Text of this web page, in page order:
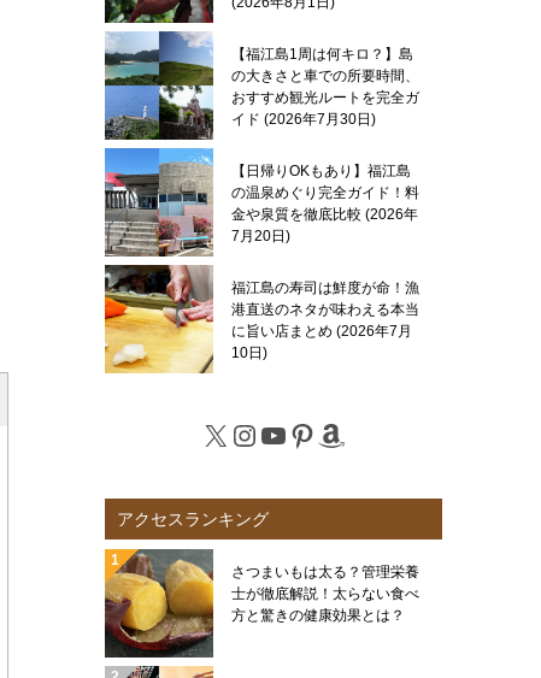
【福江島1周は何キロ？】島
の大きさと車での所要時間、
おすすめ観光ルートを完全ガ
イド 2026年7月30日
【日帰りOKもあり】福江島
の温泉めぐり完全ガイド！料
金や泉質を徹底比較 2026年
7月20日
福江島の寿司は鮮度が命！漁
港直送のネタが味わえる本当
に旨い店まとめ 2026年7月
10日
X Instagram
YouTube
Pinterest
Amazon
アクセスランキング
さつまいもは太る？管理栄養
士が徹底解説！太らない食べ
方と驚きの健康効果とは？